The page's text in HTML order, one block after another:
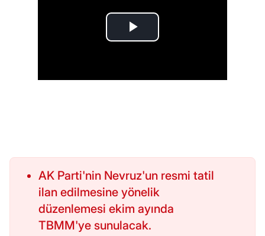
AK Parti'nin Nevruz'un resmi tatil
ilan edilmesine yönelik
düzenlemesi ekim ayında
TBMM'ye sunulacak.